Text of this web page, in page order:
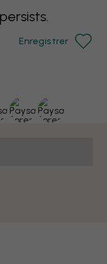
Enregistrer